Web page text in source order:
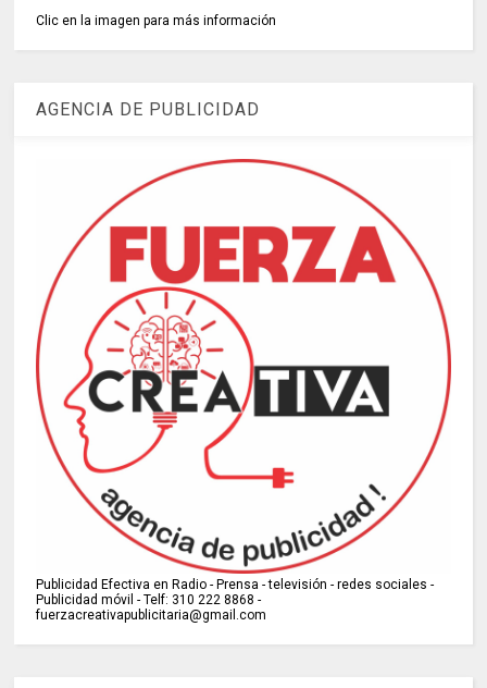
Clic en la imagen para más información
AGENCIA DE PUBLICIDAD
Publicidad Efectiva en Radio - Prensa - televisión - redes sociales -
Publicidad móvil - Telf: 310 222 8868 -
fuerzacreativapublicitaria@gmail.com